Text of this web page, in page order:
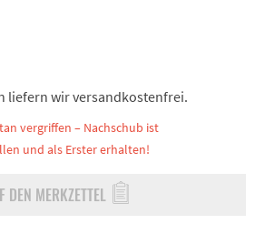
vergriffen – Nachschub ist
und als Erster erhalten!
DEN MERKZETTEL
liefern wir versandkostenfrei.